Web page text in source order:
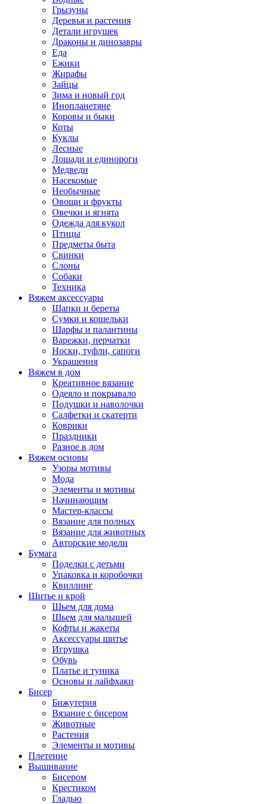
Грызуны
Деревья и растения
Детали игрушек
Драконы и динозавры
Еда
Ежики
Жирафы
Зайцы
Зима и новый год
Инопланетяне
Коровы и быки
Коты
Куклы
Лесные
Лошади и единороги
Медведи
Насекомые
Необычные
Овощи и фрукты
Овечки и ягнята
Одежда для кукол
Птицы
Предметы быта
Свинки
Слоны
Собаки
Техника
Вяжем аксессуары
Шапки и береты
Сумки и кошельки
Шарфы и палантины
Варежки, перчатки
Носки, туфли, сапоги
Украшения
Вяжем в дом
Креативное вязание
Одеяло и покрывало
Подушки и наволочки
Салфетки и скатерти
Коврики
Праздники
Разное в дом
Вяжем основы
Узоры мотивы
Мода
Элементы и мотивы
Начинающим
Мастер-классы
Вязание для полных
Вязание для животных
Авторские модели
Бумага
Поделки с детьми
Упаковка и коробочки
Квиллинг
Шитье и крой
Шьем для дома
Шьем для малышей
Кофты и жакеты
Аксессуары шитье
Игрушка
Обувь
Платье и туника
Основы и лайфхаки
Бисер
Бижутерия
Вязание с бисером
Животные
Растения
Элементы и мотивы
Плетение
Вышивание
Бисером
Крестиком
Гладью